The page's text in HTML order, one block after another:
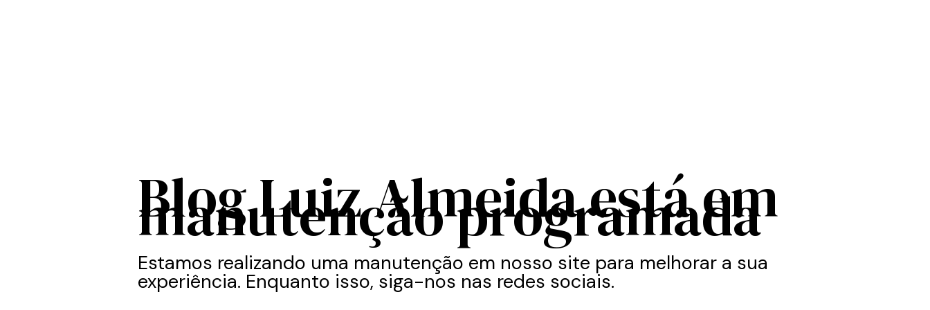
Blog Luiz Almeida está em
manutenção programada
Estamos realizando uma manutenção em nosso site para melhorar a sua
experiência. Enquanto isso, siga-nos nas redes sociais.